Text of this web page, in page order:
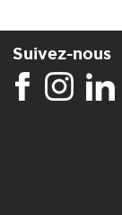
Suivez-nous